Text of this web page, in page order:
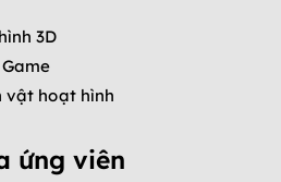
3D
vật hoạt hình
ứng viên